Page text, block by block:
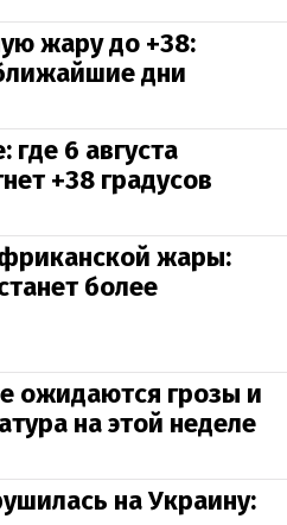
жару до +38:
дни
6 августа
+38 градусов
жары:
более
ожидаются грозы и
на этой неделе
на Украину: